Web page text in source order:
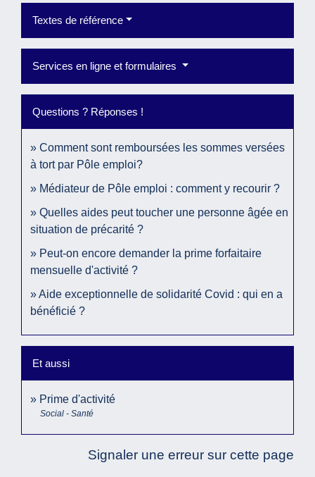
Textes de référence
Services en ligne et formulaires
Questions ? Réponses !
Comment sont remboursées les sommes versées
à tort par Pôle emploi?
Médiateur de Pôle emploi : comment y recourir ?
Quelles aides peut toucher une personne âgée en
situation de précarité ?
Peut-on encore demander la prime forfaitaire
mensuelle d'activité ?
Aide exceptionnelle de solidarité Covid : qui en a
bénéficié ?
Et aussi
Prime d'activité
Social - Santé
Signaler une erreur sur cette page